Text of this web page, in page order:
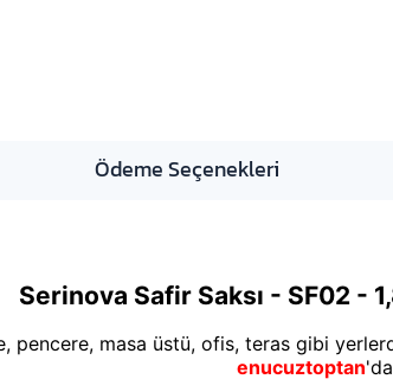
Ödeme Seçenekleri
Serinova Safir Saksı - SF02 -
pencere, masa üstü, ofis, teras gibi
enucuztoptan'da